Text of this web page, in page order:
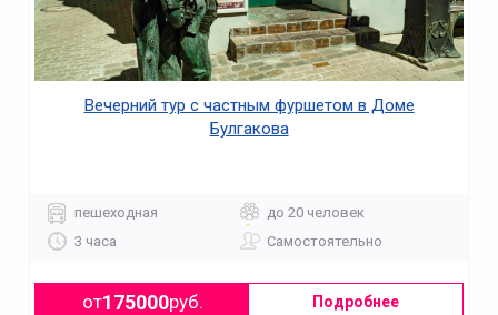
Вечерний тур с частным фуршетом в Доме
Булгакова
пешеходная
до 20 человек
3 часа
Самостоятельно
от175000руб. Подробнее